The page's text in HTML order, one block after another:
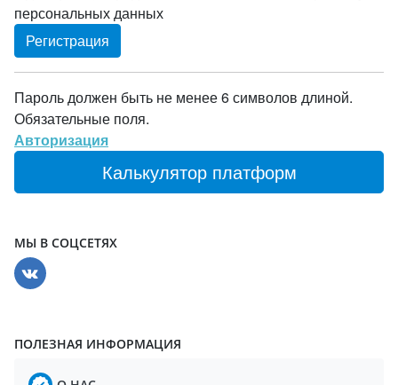
персональных данных
Пароль должен быть не менее 6 символов длиной.
Обязательные поля.
Авторизация
Калькулятор платформ
МЫ В СОЦСЕТЯХ
ПОЛЕЗНАЯ ИНФОРМАЦИЯ